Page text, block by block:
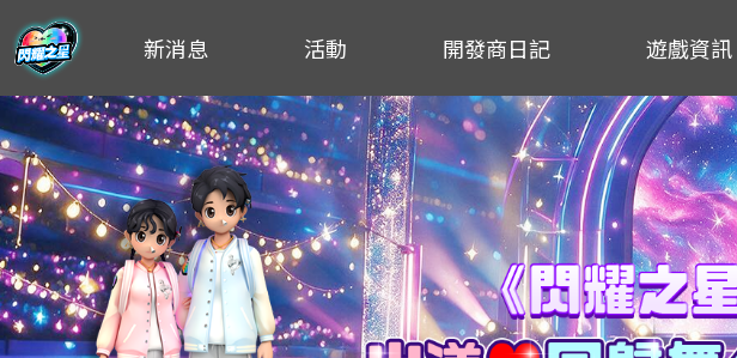
新消息 活動 開發商日記 遊戲資訊